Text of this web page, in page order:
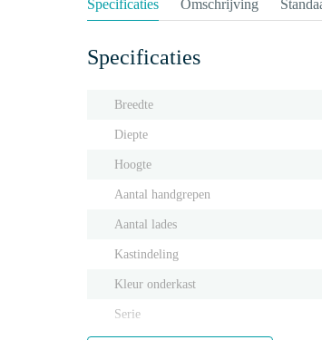
Specificaties Omschrijving
Specificaties
Breedte
Diepte
Hoogte
Aantal handgrepen
Aantal lades
Kastindeling
Kleur onderkast
Serie